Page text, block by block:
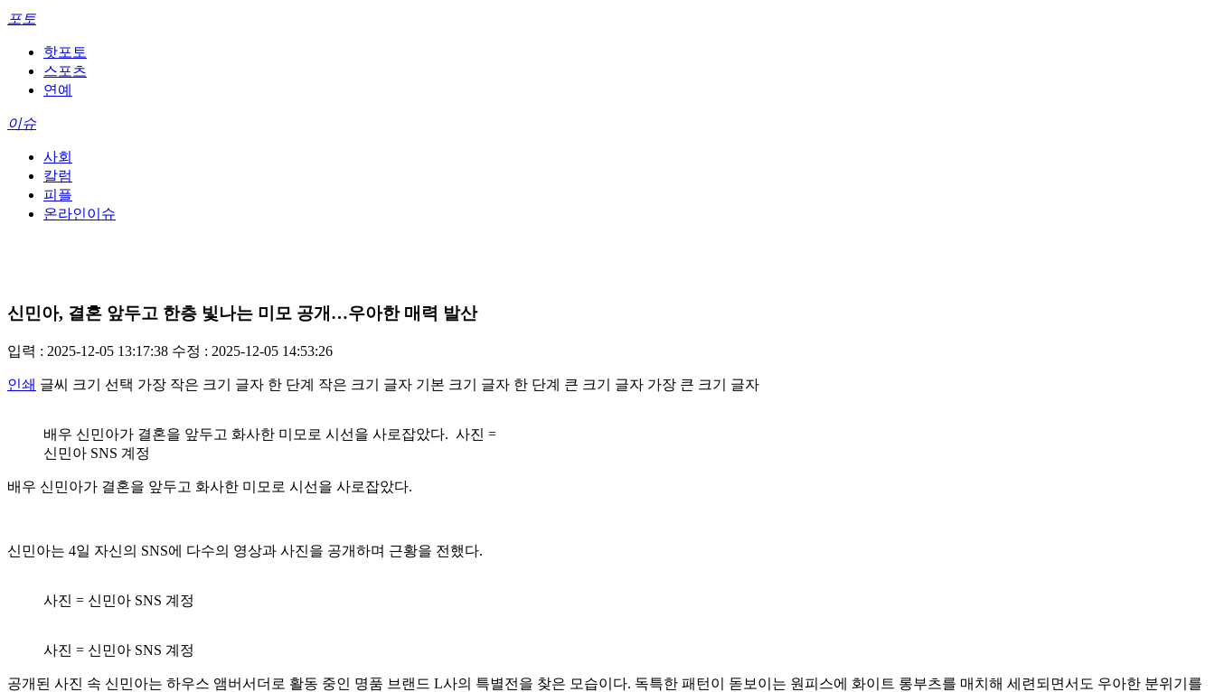
포토
핫포토
스포츠
연예
이슈
사회
칼럼
피플
온라인이슈
신민아, 결혼 앞두고 한층 빛나는 미모 공개…우아한 매력 발산
입력 : 2025-12-05 13:17:38 수정 : 2025-12-05 14:53:26
인쇄 글씨 크기 선택 가장 작은 크기 글자 한 단계 작은 크기 글자 기본 크기 글자 한 단계 큰 크기 글자 가장 큰 크기 글자
배우 신민아가 결혼을 앞두고 화사한 미모로 시선을 사로잡았다. 사진 =
신민아 SNS 계정
배우 신민아가 결혼을 앞두고 화사한 미모로 시선을 사로잡았다.
신민아는 4일 자신의 SNS에 다수의 영상과 사진을 공개하며 근황을 전했다.
사진 = 신민아 SNS 계정
사진 = 신민아 SNS 계정
공개된 사진 속 신민아는 하우스 앰버서더로 활동 중인 명품 브랜드 L사의 특별전을 찾은 모습이다. 독특한 패턴이 돋보이는 원피스에 화이트 롱부츠를 매치해 세련되면서도 우아한 분위기를